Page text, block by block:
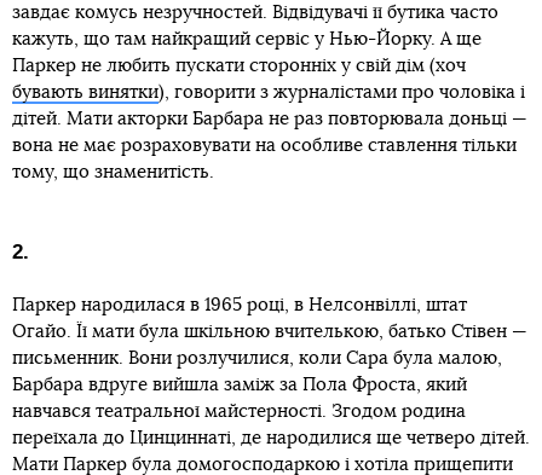
завдає комусь незручностей. Відвідувачі її бутика часто
кажуть, що там найкращий сервіс у Нью-Йорку. А ще
Паркер не любить пускати сторонніх у свій дім (хоч
бувають винятки), говорити з журналістами про чоловіка і
дітей. Мати акторки Барбара не раз повторювала доньці —
вона не має розраховувати на особливе ставлення тільки
тому, що знаменитість.
2.
Паркер народилася в 1965 році, в Нелсонвіллі, штат
Огайо. Її мати була шкільною вчителькою, батько Стівен —
письменник. Вони розлучилися, коли Сара була малою,
Барбара вдруге вийшла заміж за Пола Фроста, який
навчався театральної майстерності. Згодом родина
переїхала до Цинциннаті, де народилися ще четверо дітей.
Мати Паркер була домогосподаркою і хотіла прищепити